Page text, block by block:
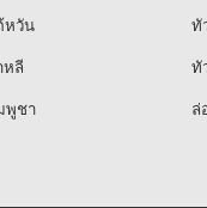
หวัน ทั
หลี ทั
พูชา ล่